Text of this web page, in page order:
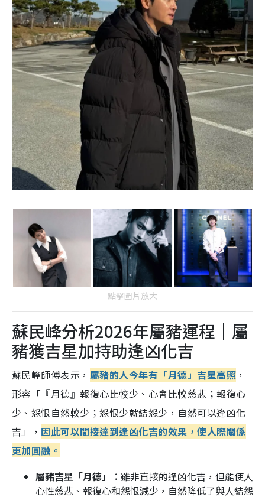
點擊圖片放大
蘇民峰分析2026年屬豬運程｜屬
豬獲吉星加持助逢凶化吉
蘇民峰師傅表示， 屬豬的人今年有「月德」吉星高照 ，
形容「『月德』報復心比較少、心會比較慈悲；報復心
少、怨恨自然較少；怨恨少就結怨少，自然可以逢凶化
吉」， 因此可以間接達到逢凶化吉的效果，使人際關係
更加圓融。
屬豬吉星「月德」︰ 雖非直接的逢凶化吉，但能使人
心性慈悲、報復心和怨恨減少，自然降低了與人結怨